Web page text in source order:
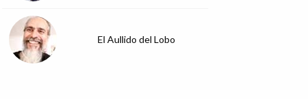
El Aullido del Lobo